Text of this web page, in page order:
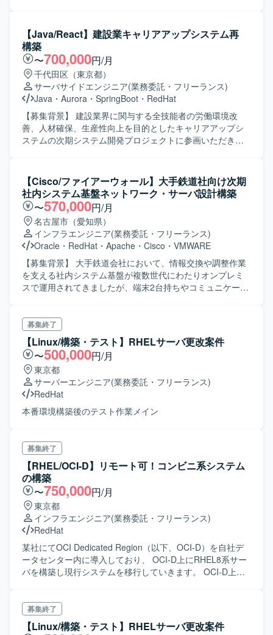
きる方を求めております。プロジェクトメンバーと連携し
ながら柔軟かつ円滑にコミュニケーションを図り、複数の
プロダクトを横断した調整や検討を前向きに進められる方
が望ましいです。 【ポジションの魅力】 大規模な社内シス
テム基盤の更改プロジェクトに参画することで、ネットワ
ーク、サーバー、仮想化、監視、ジョブ管理、バックアッ
プなど幅広いインフラ技術に横断的に関わることができま
す。長期にわたる計画的なプロジェクトの中で、要件検討
から設計、構築、テスト、切替まで一連のフェーズに携わ
ることで、上流から下流までの経験を積むことができ、最
ファイアウォール、NetApp ストレージ、NTP/DNS/DHCP/
認証基盤機器、VMware Cloud Foundation、Windows
Server、Red Hat 系 OS、Oracle データベース、HULFT、
Pacemaker、Postfix、squid、Zabbix、Cacti、JP1/AJS3、
Cisco Secure Network Analytics、ThousandEyes、CSLU、
rsyslog、Veeam Backup & Replication、HYCU for M365 な
どを利用したインフラ環境です。
や技術的な検討・調査、提案内容の検証やデモ構築の支
援、提案資料の作成や技術的な説明、客先提案時の技術支
援などを担当していただきます。 【求める人物像】 技術面
とビジネス面の両方に関心を持ち、自ら考えて行動できる
方を求めています。関係者とのコミュニケーションを円滑
に行いながら、顧客価値を意識して提案内容を組み立てら
れる方が望ましいです。 【ポジションの魅力】 OpenShift
をはじめとしたR社プロダクトに深く関わりながら、さまざ
まな業種のエンド顧客に対して技術提案ができるポジショ
ンです。プリセールスとしての経験を積みつつ、最新のコ
ダクト群を対象とした技術検証・提案環境となります。
【Java/React】建設業キャリアアップシステム再
構築
〜700,000円/月
千代田区（東京都）
サーバサイドエンジニア(業務委託・フリーランス)
Java ・ Aurora ・ SpringBoot ・ RedHat
【募集背景】 建設業界に関与する全技能者の労働環境改
善、人材確保、生産性向上を目的としたキャリアアップシ
ステムの次期システム開発プロジェクトに参画いただきま
ステム運用・保守、事業拡大への拡張性確保を目的とした
次期システムの設計・開発およびデータ移行作業を担当し
ていただきます。 アプリケーション設計・開発、データ移
行設計・実装、既存データ構造の分析やマッピング設計、
SQLやシェルスクリプトを用いた移行処理の実装・検証な
どを行っていただきます。 【求める人物像】 システムの目
的や業務背景を理解し、自ら課題や不明点を洗い出して関
係者と調整しながら設計・実装を進められる方を求めてお
ります。 チームメンバーと連携しながら主体的に動き、品
質と生産性の両立を意識して業務に取り組める方が望まし
わることができ、大規模なデータ移行やクラウド環境を活
用したシステム開発の経験を積むことができます。 アプリ
ケーション開発とデータ移行の両面でスキルを高められる
環境です。 【開発環境】 Java、React、Amazon Aurora
PostgreSQL、Red Hat Enterprise Linux、Spring Boot など
を用いたWeb業務アプリケーションの開発・データ移行を
行っております。
【Cisco/ファイアーウォール】大手鉄道社向け次期
社内システム基盤ネットワーク・サーバ設計構築
〜570,000円/月
名古屋市（愛知県）
インフラエンジニア(業務委託・フリーランス)
Oracle ・ RedHat ・ Apache ・ Cisco ・ VMWARE
【募集背景】 大手鉄道会社において、情報交換や調整作業
を支える社内システム基盤が複数世代にわたりオンプレミ
スで運用されてきましたが、端末2台持ちやコミュニケーシ
ジェクトが立ち上がりました。 【作業内容】 6代目社内シ
ステム基盤の刷新プロジェクトに参画し、ネットワーク系
およびサーバ系インフラの設計・構築・テストをご担当い
ただきます。 ネットワーク系では、FW/スイッチ/ストレー
ジ/リモート環境、NTP/証明書/RADIUS/DHCP/DNS/無線と
いった各領域において、詳細設計、構築手順書作成、単体
テスト項目書作成、環境構築、単体テスト、結合テスト、
総合テストまで一連の工程を担当していただきます。 サー
盤の設計・構築、各種ミドルウェア・DB・データ連携・保
全機構の設計・構築、ならびにテスト計画・実施・結果整
理などを行っていただきます。 プロジェクト全体として
は、詳細設計～各種テスト～切替までの長期フェーズにわ
たり、段階的に環境を構築しながら、既存環境から新基盤
へのスムーズな移行を進めていきます。 【求める人物像】
インフラ基盤の大規模更改プロジェクトにおいて、担当領
域の技術的な深い理解を持ちつつ、関連チームと連携しな
がら主体的に設計・構築・テストを推進できる方を求めて
います。 複数プロダクトが連携する環境のため、周辺領域
にも関心を持ち、仕様や構成を自らキャッチアップしなが
ら、課題やリスクを早期に発見し共有できる方が望ましい
なコミュニケーションとチームでの協調性を重視される方
にマッチします。 【ポジションの魅力】 大規模な社内シス
テム基盤の刷新プロジェクトに参画することで、ネットワ
募集終了
【Linux/構築・テスト】RHELサーバ更改案件
〜500,000円/月
東京都
サーバーエンジニア(業務委託・フリーランス)
RedHat
本番環境構築後のテスト作業メイン
募集終了
【RHEL/OCI-D】リモート可！コンビニ系システム
の構築
〜750,000円/月
東京都
インフラエンジニア(業務委託・フリーランス)
RedHat
某社にてOCI Dedicated Region（以下、OCI-D）を自社デ
ータセンター内に導入しており、 OCI-D上にRHEL8系サー
バを構築し現行システムを移行していきます。 OCI-D上へ
（Ansibleを活用する予定）の確立などから 対応していく案
件になります。
募集終了
【Linux/構築・テスト】RHELサーバ更改案件